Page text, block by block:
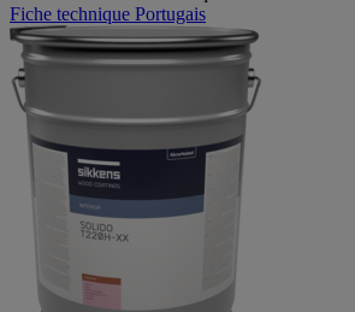
Fiche technique Portugais